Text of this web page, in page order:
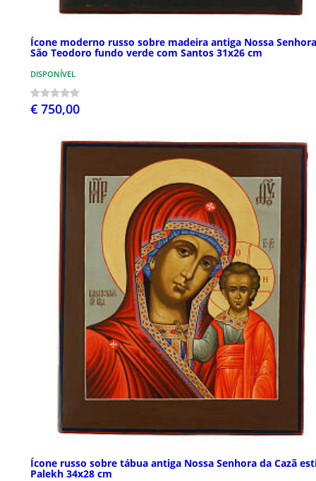
Ícone moderno russo sobre madeira antiga Nossa
São Teodoro fundo verde com Santos 31x26 cm
DISPONÍVEL
€ 750,00
Ícone russo sobre tábua antiga Nossa Senhora da Cazã
Palekh 34x28 cm